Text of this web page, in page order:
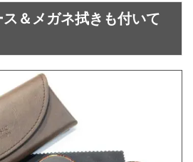
＆メガネ拭きも付いて